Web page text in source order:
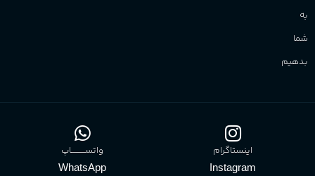
به
شما
بدهیم
اینستاگرام
Instagram
واتســــــــــاپ
WhatsApp